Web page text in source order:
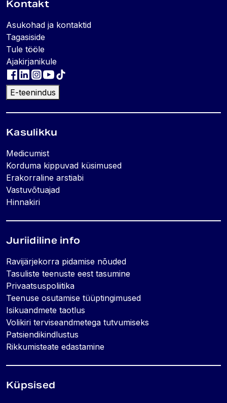
Kontakt
Asukohad ja kontaktid
Tagasiside
Tule tööle
Ajakirjanikule
E-teenindus
Kasulikku
Medicumist
Korduma kippuvad küsimused
Erakorraline arstiabi
Vastuvõtuajad
Hinnakiri
Juriidiline info
Ravijärjekorra pidamise nõuded
Tasuliste teenuste eest tasumine
Privaatsuspoliitika
Teenuse osutamise tüüptingimused
Isikuandmete taotlus
Volikiri terviseandmetega tutvumiseks
Patsiendikindlustus
Rikkumisteate edastamine
Küpsised